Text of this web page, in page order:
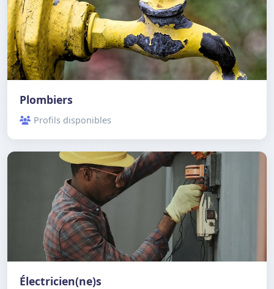
Plombiers
Profils disponibles
Électricien(ne)s